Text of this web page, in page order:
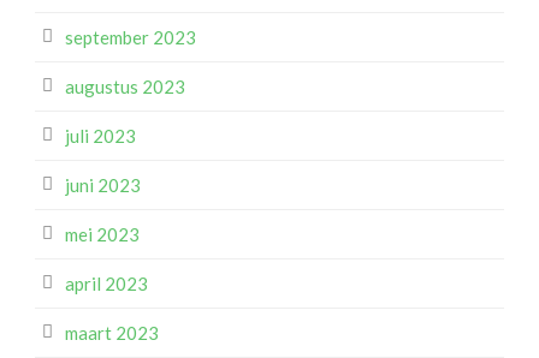
september 2023
augustus 2023
juli 2023
juni 2023
mei 2023
april 2023
maart 2023